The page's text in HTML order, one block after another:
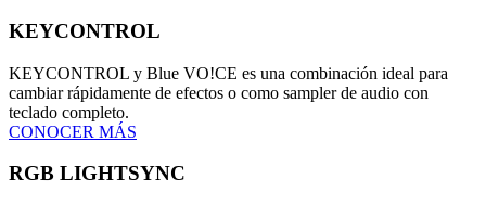
KEYCONTROL
KEYCONTROL y Blue VO!CE es una combinación ideal para
cambiar rápidamente de efectos o como sampler de audio con
teclado completo.
CONOCER MÁS
RGB LIGHTSYNC